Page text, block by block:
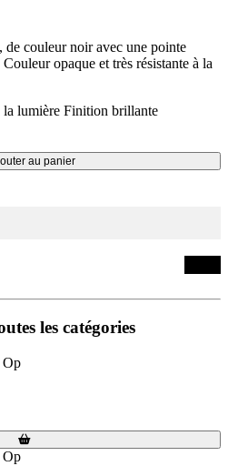
couleur noir avec une pointe
opaque et très résistante à la
la lumière Finition brillante
au panier
les catégories